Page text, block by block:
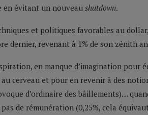
en évitant un nouveau shutdown.
et politiques favorables au
dernier, revenant à 1% de son zénith
en manque d’imagination pour
cerveau et pour en revenir à des
d’ordinaire des bâillements)…
de rémunération (0,25%, cela